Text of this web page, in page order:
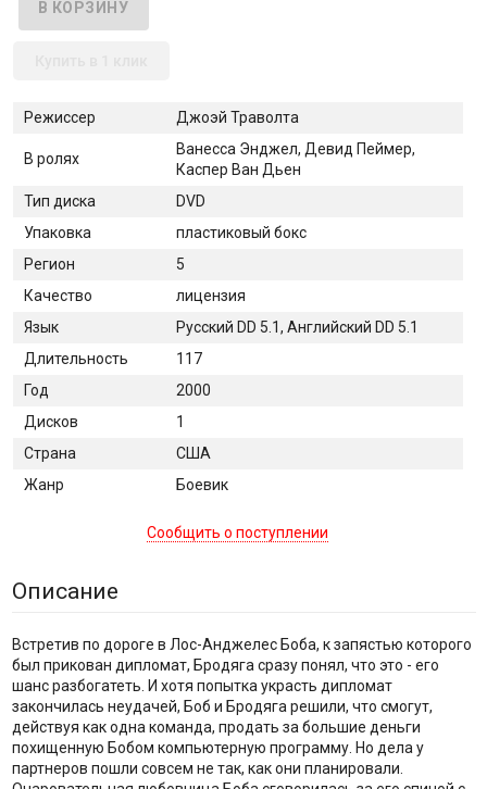
Режиссер Джоэй Траволта
В ролях
Ванесса Энджел, Девид Пеймер,
Каспер Ван Дьен
Тип диска
DVD
Упаковка
пластиковый бокс
Регион
5
Качество
лицензия
Язык
Русский DD 5.1, Английский DD 5.1
Длительность
117
Год
2000
Дисков
1
Страна
США
Жанр
Боевик
Сообщить о поступлении
Описание
Встретив по дороге в Лос-Анджелес Боба, к запястью которого
был прикован дипломат, Бродяга сразу понял, что это - его
шанс разбогатеть. И хотя попытка украсть дипломат
закончилась неудачей, Боб и Бродяга решили, что смогут,
действуя как одна команда, продать за большие деньги
похищенную Бобом компьютерную программу. Но дела у
партнеров пошли совсем не так, как они планировали.